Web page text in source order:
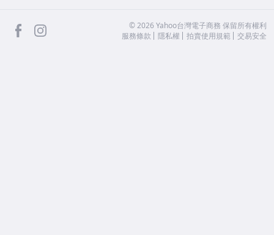
facebook ©2026 Yahoo台灣電子商務 保留所有權利
服務條款
隱私權 拍賣使用規範 交易安全